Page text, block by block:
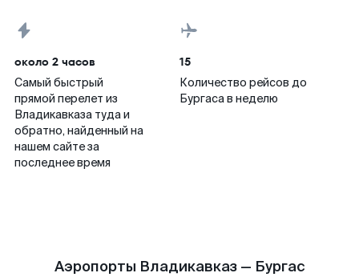
около 2 часов
Самый быстрый
прямой перелет из
Владикавказа туда и
обратно, найденный на
нашем сайте за
последнее время
15
Количество рейсов до
Бургаса в неделю
Аэропорты Владикавказ — Бургас